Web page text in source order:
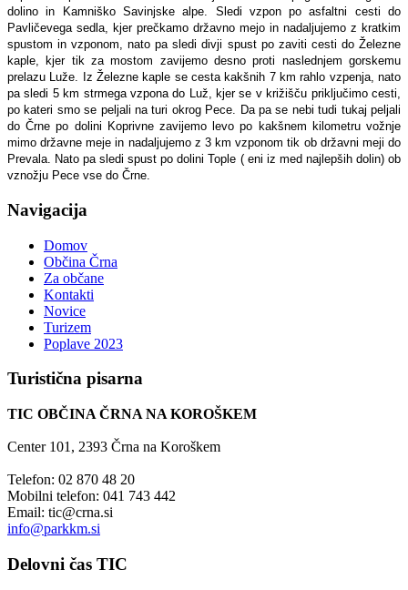
dolino in Kamniško Savinjske alpe. Sledi vzpon po asfaltni cesti do
Pavličevega sedla, kjer prečkamo državno mejo in nadaljujemo z kratkim
spustom in vzponom, nato pa sledi divji spust po zaviti cesti do Železne
kaple, kjer tik za mostom zavijemo desno proti naslednjem gorskemu
prelazu Luže. Iz Železne kaple se cesta kakšnih 7 km rahlo vzpenja, nato
pa sledi 5 km strmega vzpona do Luž, kjer se v križišču priključimo cesti,
po kateri smo se peljali na turi okrog Pece. Da pa se nebi tudi tukaj peljali
do Črne po dolini Koprivne zavijemo levo po kakšnem kilometru vožnje
mimo državne meje in nadaljujemo z 3 km vzponom tik ob državni meji do
Prevala. Nato pa sledi spust po dolini Tople ( eni iz med najlepših dolin) ob
vznožju Pece vse do Črne.
Navigacija
Domov
Občina Črna
Za občane
Kontakti
Novice
Turizem
Poplave 2023
Turistična pisarna
TIC OBČINA ČRNA NA KOROŠKEM
Center 101, 2393 Črna na Koroškem
Telefon: 02 870 48 20
Mobilni telefon: 041 743 442
Email: tic@crna.si
info@parkkm.si
Delovni čas TIC